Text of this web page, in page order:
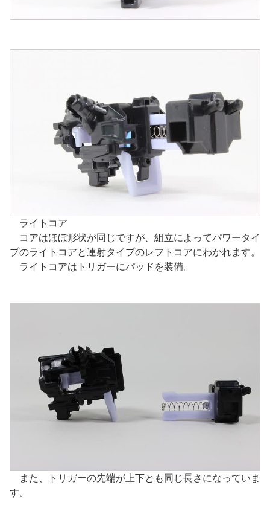
ライトコア
コアはほぼ形状が同じですが、組立によってパワータイ
プのライトコアと連射タイプのレフトコアにわかれます。
ライトコアはトリガーにパッドを装備。
また、トリガーの先端が上下とも同じ長さになっていま
す。